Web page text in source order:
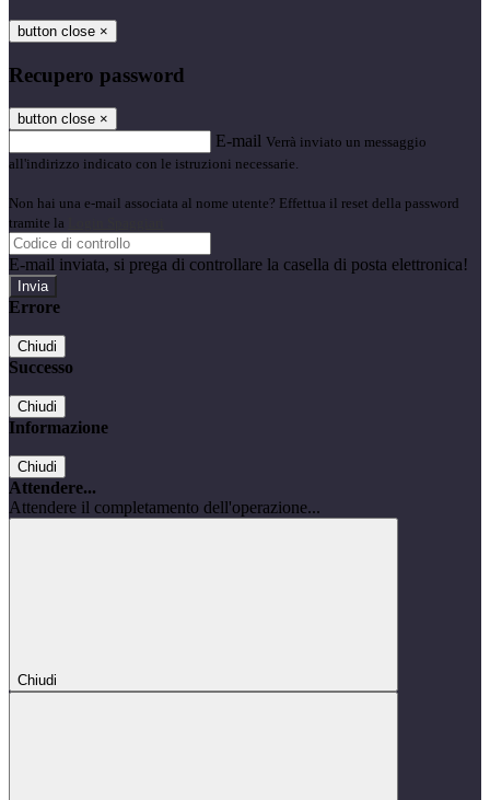
button close ×
Recupero password
button close ×
E-mail Verrà inviato un messaggio
all'indirizzo indicato con le istruzioni necessarie.
Non hai una e-mail associata al nome utente? Effettua il reset della password
tramite la
E-mail inviata, si prega di controllare la casella di posta elettronica!
Errore
Chiudi
Successo
Chiudi
Informazione
Chiudi
Attendere...
Attendere il completamento dell'operazione...
Chiudi